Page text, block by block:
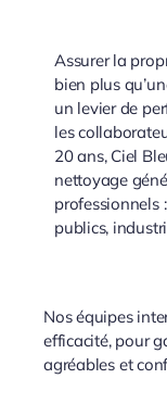
Assurer la
bien plus
un levier de
les
20 ans, Ciel
nettoyage
professionnels
publics,
Nos équipes
efficacité, pour
agréables et